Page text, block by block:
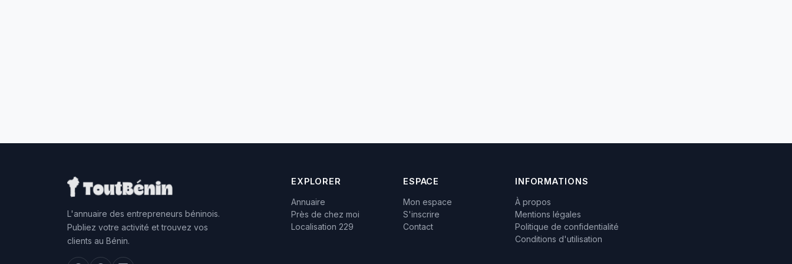
L'annuaire des entrepreneurs béninois.
Publiez votre activité et trouvez vos
clients au Bénin.
EXPLORER
Annuaire
Près de chez moi
Localisation 229
ESPACE
Mon espace
S'inscrire
Contact
INFORMATIONS
À propos
Mentions légales
Politique de confidentialité
Conditions d'utilisation